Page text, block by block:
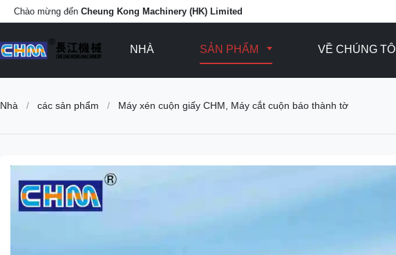
Chào mừng đến Cheung Kong Machinery (HK) Limited
NHÀ SẢN PHẨM VỀ CHÚNG TÔI
Nhà / các sản phẩm / Máy xén cuộn giấy CHM, Máy cắt cuộn báo thành tờ